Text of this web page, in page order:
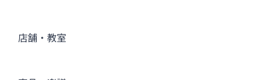
店舗・教室